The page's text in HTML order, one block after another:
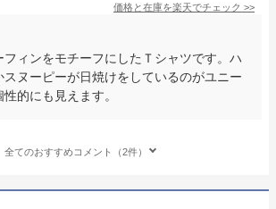
価格と在庫を楽天でチェック >>
フィンをモチーフにしたＴシャツです。ハ
スヌーピーが日焼けをしているのがユニー
的にも見えます。
全てのおすすめコメント（2件）